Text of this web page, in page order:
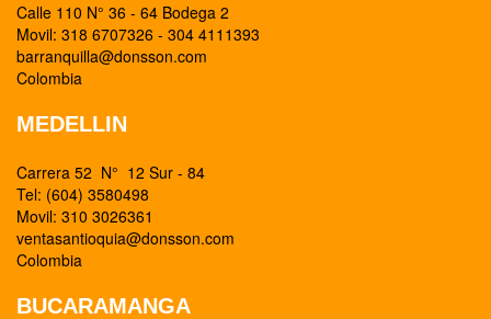
Calle 110 N° 36 - 64 Bodega 2
Movil: 318 6707326 - 304 4111393
barranquilla@donsson.com
Colombia
MEDELLIN
Carrera 52 N° 12 Sur - 84
Tel: (604) 3580498
Movil: 310 3026361
ventasantioquia@donsson.com
Colombia
BUCARAMANGA